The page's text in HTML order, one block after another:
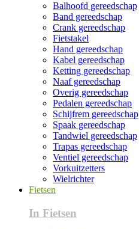
Balhoofd gereedschap
Band gereedschap
Crank gereedschap
Fietstakel
Hand gereedschap
Kabel gereedschap
Ketting gereedschap
Naaf gereedschap
Overig gereedschap
Pedalen gereedschap
Schijfrem gereedschap
Spaak gereedschap
Tandwiel gereedschap
Trapas gereedschap
Ventiel gereedschap
Vorkuitzetters
Wielrichter
Fietsen
In Fietsen